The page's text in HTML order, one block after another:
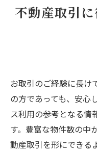
不動産取引
お取引のご経験に長け
の方であっても、安心
ス利用の参考となる情
す。豊富な物件数の中
動産取引を形にできる